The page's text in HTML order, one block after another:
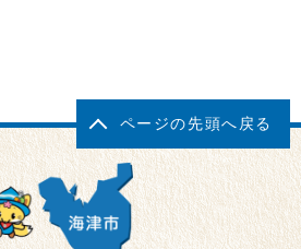
ページの先頭へ戻る